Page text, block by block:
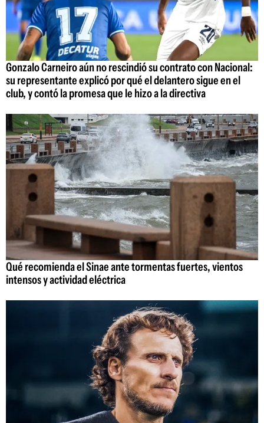
Gonzalo Carneiro aún no rescindió su contrato con Nacional:
su representante explicó por qué el delantero sigue en el
club, y contó la promesa que le hizo a la directiva
Qué recomienda el Sinae ante tormentas fuertes, vientos
intensos y actividad eléctrica